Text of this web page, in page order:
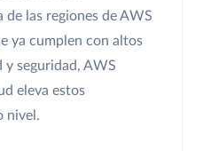
las regiones de AWS
ya cumplen con altos
y seguridad, AWS
eleva estos
nivel.